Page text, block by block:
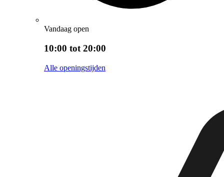
Vandaag open
10:00 tot 20:00
Alle openingstijden